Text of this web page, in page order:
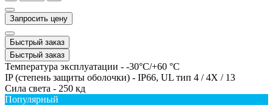
Запросить цену
Быстрый заказ
Быстрый заказ
Температура эксплуатации - -30°C/+60 °C
IP (степень защиты оболочки) - IP66, UL тип 4 / 4X / 13
Сила света - 250 кд
Популярный